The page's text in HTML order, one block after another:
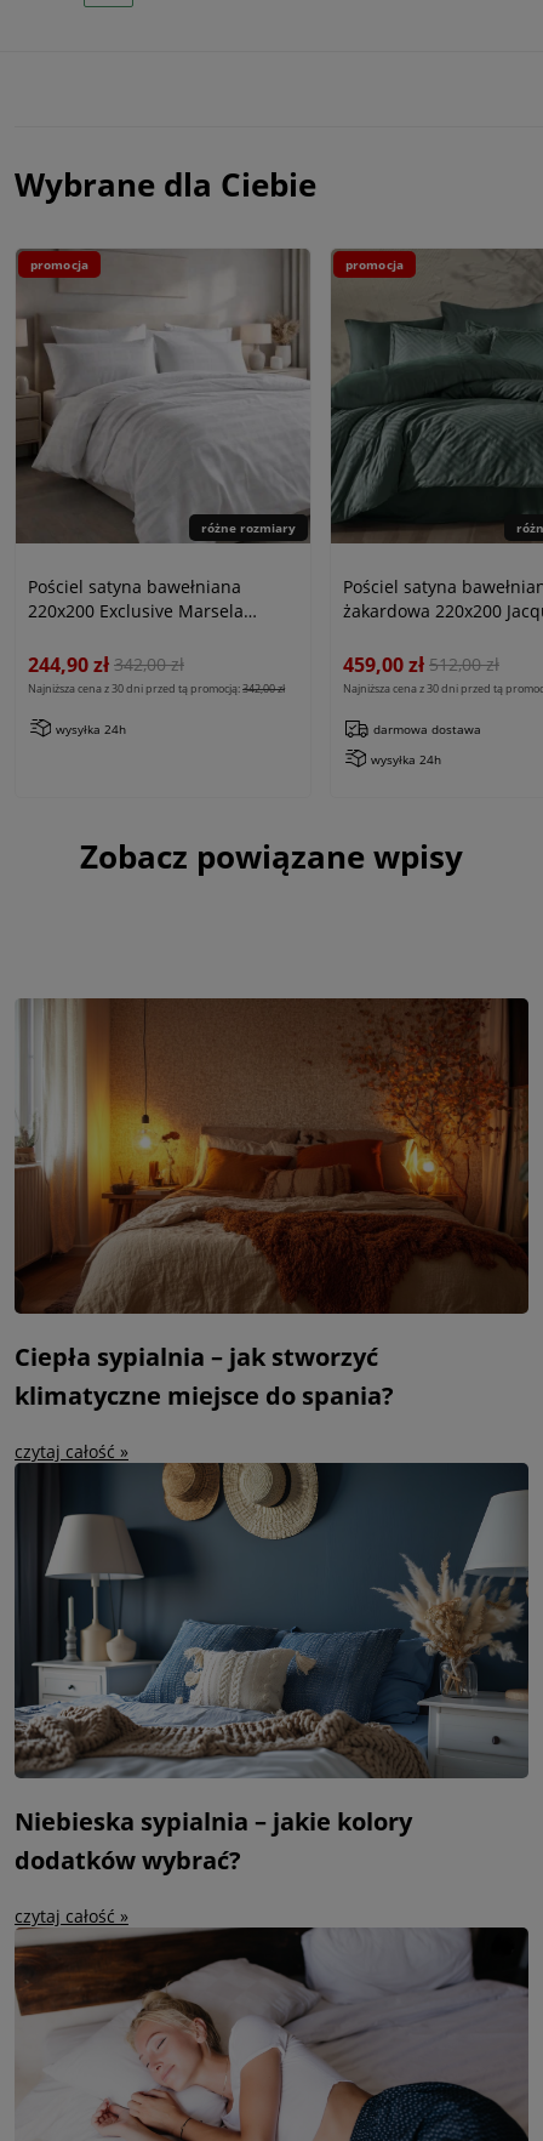
Wybrane dla Ciebie
różne rozmiary
Pościel satyna bawełniana
220x200 Exclusive Marsela
244,90 zł 342,00 zł
Najniższa cena z 30 dni przed tą promocją:342,00 zł
wysyłka 24h
promocja
Pościel satyna
żakardowa 220x200
459,00 zł 512,00 zł
Najniższa cena z 30 dni przed tą
darmowa dostawa
wysyłka 24h
promocja
Zobacz powiązane wpisy
Ciepła sypialnia – jak stworzyć
klimatyczne miejsce do spania?
czytaj całość »
Niebieska sypialnia – jakie kolory
dodatków wybrać?
czytaj całość »